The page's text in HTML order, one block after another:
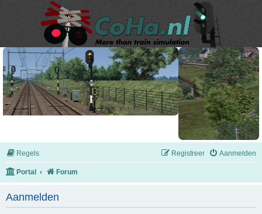
Regels Aanmelden
Registreer
Portal Forum
Aanmelden